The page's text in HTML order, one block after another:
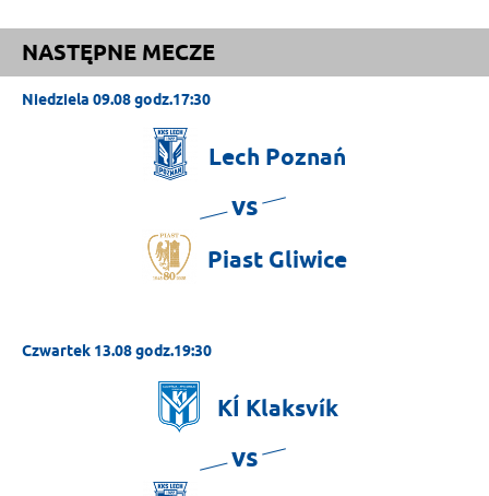
NASTĘPNE MECZE
Niedziela 09.08 godz.17:30
Lech Poznań
vs
Piast Gliwice
Czwartek 13.08 godz.19:30
KÍ Klaksvík
vs